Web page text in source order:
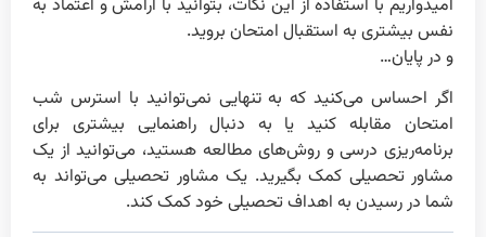
امیدواریم با استفاده از این نکات، بتوانید با آرامش و اعتماد به
نفس بیشتری به استقبال امتحان بروید.
و در پایان…
اگر احساس می‌کنید که به تنهایی نمی‌توانید با استرس شب
امتحان مقابله کنید یا به دنبال راهنمایی بیشتری برای
برنامه‌ریزی درسی و روش‌های مطالعه هستید، می‌توانید از یک
مشاور تحصیلی کمک بگیرید. یک مشاور تحصیلی می‌تواند به
شما در رسیدن به اهداف تحصیلی خود کمک کند.